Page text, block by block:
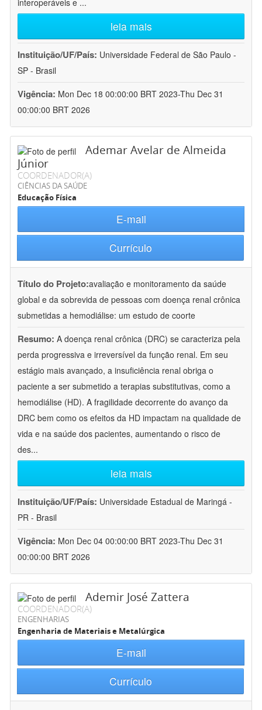
interoperáveis e ...
leia mais
Instituição/UF/País: Universidade Federal de São Paulo -
SP - Brasil
Vigência: Mon Dec 18 00:00:00 BRT 2023-Thu Dec 31
00:00:00 BRT 2026
Ademar Avelar de Almeida
Júnior
COORDENADOR(A)
CIÊNCIAS DA SAÚDE
Educação Física
E-mail
Currículo
Título do Projeto:avaliação e monitoramento da saúde
global e da sobrevida de pessoas com doença renal crônica
submetidas a hemodiálise: um estudo de coorte
Resumo: A doença renal crônica (DRC) se caracteriza pela
perda progressiva e irreversível da função renal. Em seu
estágio mais avançado, a insuficiência renal obriga o
paciente a ser submetido a terapias substitutivas, como a
hemodiálise (HD). A fragilidade decorrente do avanço da
DRC bem como os efeitos da HD impactam na qualidade de
vida e na saúde dos pacientes, aumentando o risco de
des...
leia mais
Instituição/UF/País: Universidade Estadual de Maringá -
PR - Brasil
Vigência: Mon Dec 04 00:00:00 BRT 2023-Thu Dec 31
00:00:00 BRT 2026
Ademir José Zattera
COORDENADOR(A)
ENGENHARIAS
Engenharia de Materiais e Metalúrgica
E-mail
Currículo